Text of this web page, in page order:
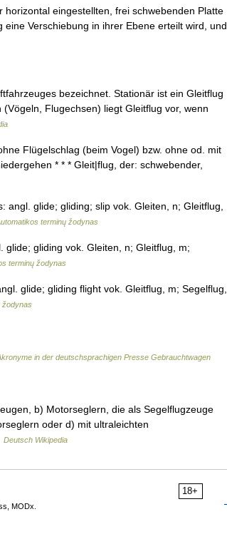
eingestellten, frei schwebenden Platte
Verschiebung in ihrer Ebene erteilt wird, und
bezeichnet. Stationär ist ein Gleitflug
Flugechsen) liegt Gleitflug vor, wenn
Flügelschlag (beim Vogel) bzw. ohne od. mit
* * * Gleit|flug, der: schwebender,
glide; gliding; slip vok. Gleiten, n; Gleitflug,
terminų žodynas
gliding vok. Gleiten, n; Gleitflug, m;
terminų žodynas
glide; gliding flight vok. Gleitflug, m; Segelflug,
žodynas
in der deutschsprachigen Presse Gebrauchtwagen
b) Motorseglern, die als Segelflugzeuge
oder d) mit ultraleichten
Deutsch Wikipedia
18+
MODx.